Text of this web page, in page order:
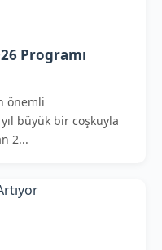
Programı
önemli
büyük bir coşkuyla
2...